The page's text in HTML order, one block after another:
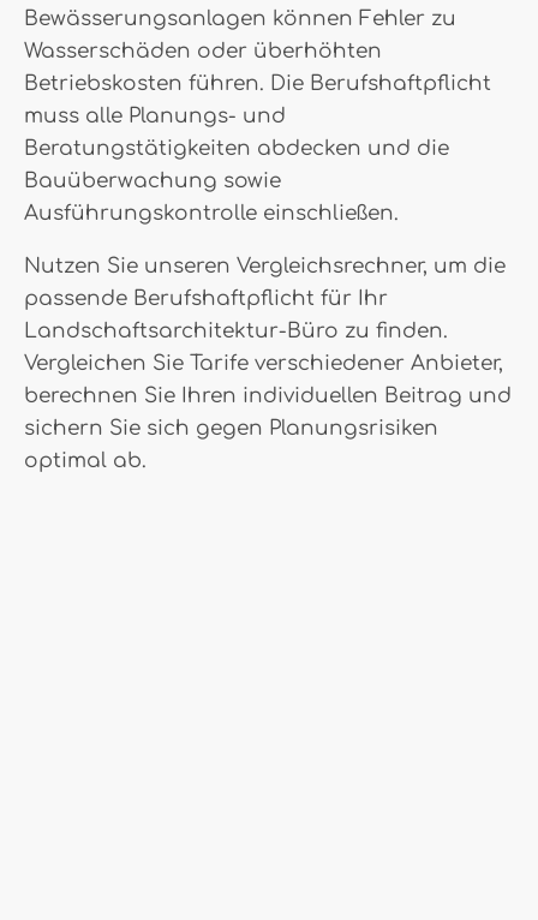
Bewässerungsanlagen können Fehler zu
Wasserschäden oder überhöhten
Betriebskosten führen. Die Berufshaftpflicht
muss alle Planungs- und
Beratungstätigkeiten abdecken und die
Bauüberwachung sowie
Ausführungskontrolle einschließen.
Nutzen Sie unseren Vergleichsrechner, um die
passende Berufshaftpflicht für Ihr
Landschaftsarchitektur-Büro zu finden.
Vergleichen Sie Tarife verschiedener Anbieter,
berechnen Sie Ihren individuellen Beitrag und
sichern Sie sich gegen Planungsrisiken
optimal ab.